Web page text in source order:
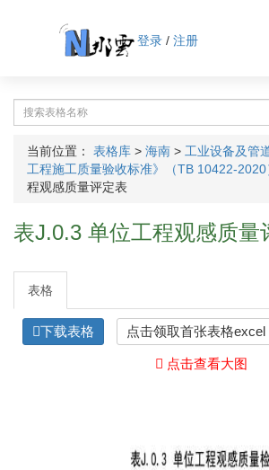
登录/ 注册
当前位置： 表格库 > 海南 > 工业设备及管
工程施工质量验收标准》（TB 10422-2020
程观感质量评定表
表J.0.3 单位工程观感质量
表格
下载表格 点击领取首张表格excel
点击查看大图